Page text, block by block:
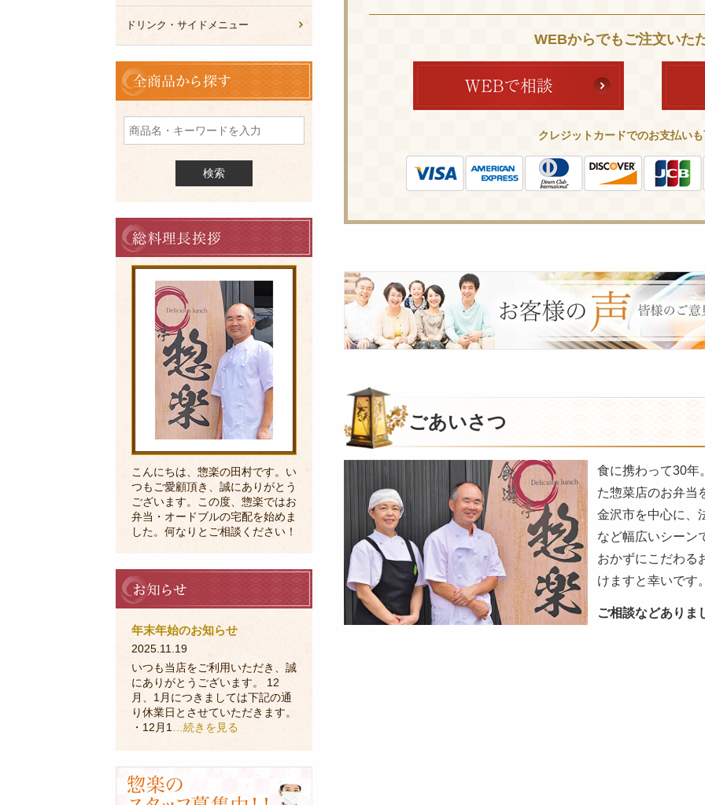
WEBからでもご注文いた
クレジットカードでのお支払い
皆
様
の
ご
も
お
聞
か
さ
い。
ごあいさつ
食に携わって30年
た惣菜店のお弁当
金沢市を中心に、
など幅広いシーン
おかずにこだわる
けますと幸いです
ご相談などありま
ドリンク・サイドメニュー
全
商
品
を
料
理
長
こんにちは、惣楽の田村です。い
つもご愛顧頂き、誠にありがとう
ございます。この度、惣楽ではお
弁当・オードブルの宅配を始めま
した。何なりとご相談ください！
お
知
ら
年末年始のお知らせ
2025.11.19
いつも当店をご利用いただき、誠
にありがとうございます。 12
月、1月につきましては下記の通
り休業日とさせていただきます。
・12月1…続きを見る
用